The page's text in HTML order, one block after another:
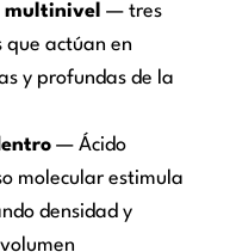
multinivel — tres
que actúan en
y profundas de la
— Ácido
molecular estimula
densidad y